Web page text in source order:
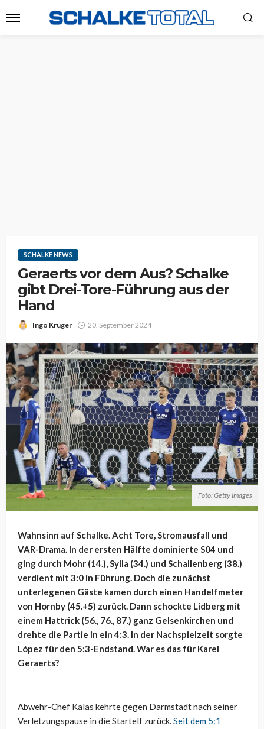
SCHALKE NEWS
Geraerts vor dem Aus? Schalke
gibt Drei-Tore-Führung aus der
Hand
Ingo Krüger 20. September 2024
Foto: Getty Images
Wahnsinn auf Schalke. Acht Tore, Stromausfall und
VAR-Drama. In der ersten Hälfte dominierte S04 und
ging durch Mohr (14.), Sylla (34.) und Schallenberg (38.)
verdient mit 3:0 in Führung. Doch die zunächst
unterlegenen Gäste kamen durch einen Handelfmeter
von Hornby (45.+5) zurück. Dann schockte Lidberg mit
einem Hattrick (56., 76., 87.) ganz Gelsenkirchen und
drehte die Partie in ein 4:3. In der Nachspielzeit sorgte
López für den 5:3-Endstand. War es das für Karel
Geraerts?
Abwehr-Chef Kalas kehrte gegen Darmstadt nach seiner
Verletzungspause in die Startelf zurück.Seit dem 5:1